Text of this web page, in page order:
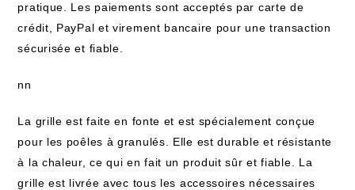
pratique. Les paiements sont acceptés par carte de
crédit, PayPal et virement bancaire pour une transaction
sécurisée et fiable.
nn
La grille est faite en fonte et est spécialement conçue
pour les poêles à granulés. Elle est durable et résistante
à la chaleur, ce qui en fait un produit sûr et fiable. La
grille est livrée avec tous les accessoires nécessaires